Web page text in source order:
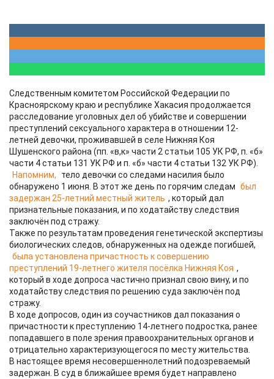
Следственным комитетом Российской Федерации по
Красноярскому краю и республике Хакасия продолжается
расследование уголовных дел об убийстве и совершении
преступлений сексуального характера в отношении 12-
летней девочки, проживавшей в селе Нижняя Коя
Шушенского района (пп. «в,к» части 2 статьи 105 УК РФ, п. «б»
части 4 статьи 131 УК РФ и п. «б» части 4 статьи 132 УК РФ).
Напомним,
тело девочки со следами насилия было
обнаружено 1 июня. В этот же день по горячим следам был
задержан 25-летний местный житель , который дал
признательные показания, и по ходатайству следствия
заключён под стражу.
Также по результатам проведения генетической экспертизы
биологических следов, обнаруженных на одежде погибшей,
была установлена причастность к совершению
преступлений 19-летнего жителя посёлка Нижняя Коя ,
который в ходе допроса частично признал свою вину, и по
ходатайству следствия по решению суда заключён под
стражу.
В ходе допросов, один из соучастников дал показания о
причастности к преступлению 14-летнего подростка, ранее
попадавшего в поле зрения правоохранительных органов и
отрицательно характеризующегося по месту жительства.
В настоящее время несовершеннолетний подозреваемый
задержан. В суд в ближайшее время будет направлено